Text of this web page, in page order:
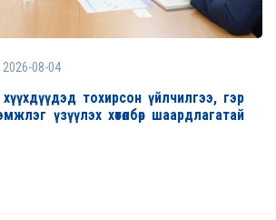
2026-08-04
тохирсон үйлчилгээ, гэр
үзүүлэх хөтөлбөр шаардлагатай